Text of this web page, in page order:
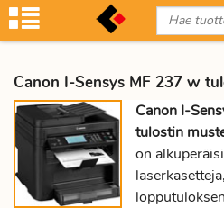
Canon I-Sensys MF 237 w
Canon I-
tulostin
on